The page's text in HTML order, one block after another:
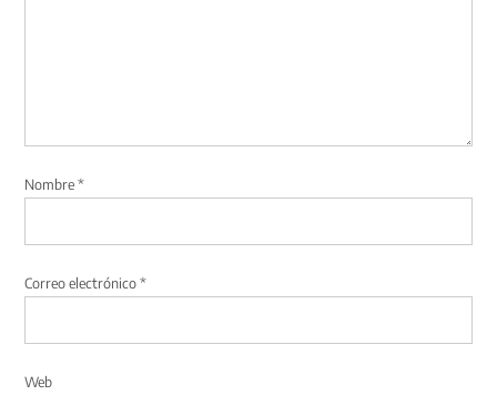
Nombre*
Correo electrónico*
Web